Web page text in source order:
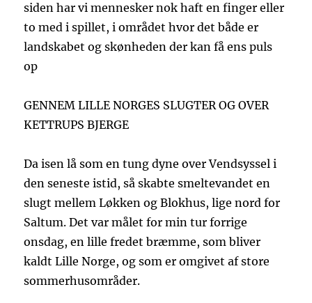
siden har vi mennesker nok haft en finger eller
to med i spillet, i området hvor det både er
landskabet og skønheden der kan få ens puls
op
GENNEM LILLE NORGES SLUGTER OG OVER
KETTRUPS BJERGE
Da isen lå som en tung dyne over Vendsyssel i
den seneste istid, så skabte smeltevandet en
slugt mellem Løkken og Blokhus, lige nord for
Saltum. Det var målet for min tur forrige
onsdag, en lille fredet bræmme, som bliver
kaldt Lille Norge, og som er omgivet af store
sommerhusområder.